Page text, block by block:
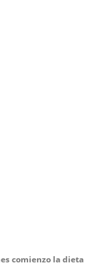
comienzo la dieta